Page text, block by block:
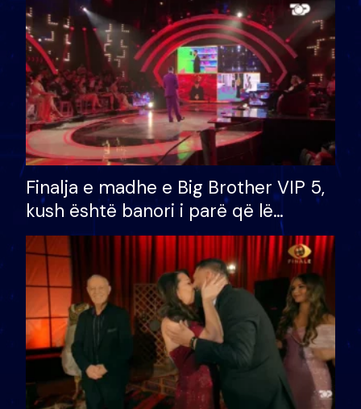
Finalja e madhe e Big Brother VIP 5,
kush është banori i parë që lë
shtëpinë dhe humb mundësinë për
të fituar çmimin e madh